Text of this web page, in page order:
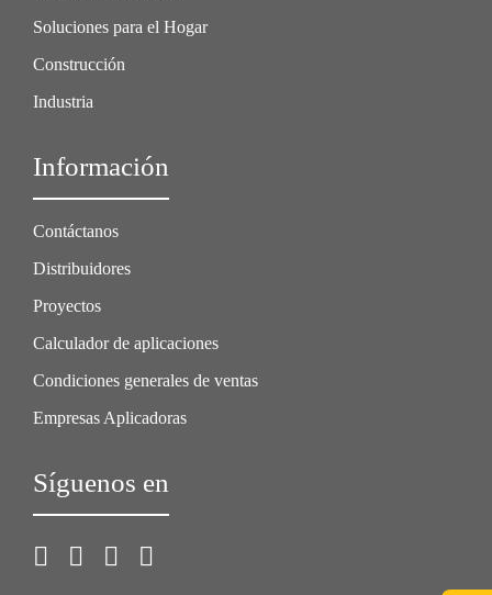
Soluciones para el Hogar
Construcción
Industria
Información
Contáctanos
Distribuidores
Proyectos
Calculador de aplicaciones
Condiciones generales de ventas
Empresas Aplicadoras
Síguenos en